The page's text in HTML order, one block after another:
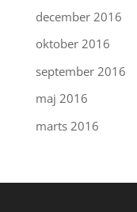
december 2016
oktober 2016
september 2016
maj 2016
marts 2016